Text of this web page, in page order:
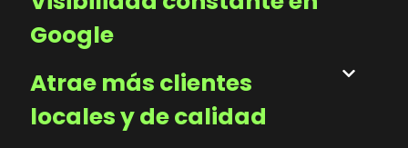
Google
Atrae más clientes
locales y de calidad